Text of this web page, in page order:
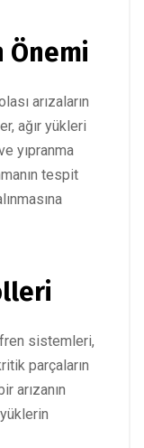
Önemi
arızaların
ağır yükleri
yıpranma
tespit
fren sistemleri,
parçaların
arızanın